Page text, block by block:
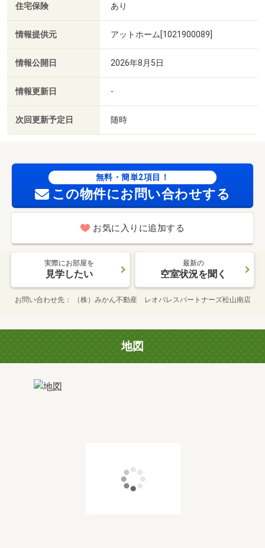
住宅保険 あり
情報提供元 アットホーム[1021900089]
情報公開日 2026年8月5日
情報更新日 -
次回更新予定日 随時
無料・簡単2項目！
この物件にお問い合わせする
お気に入りに追加する
実際にお部屋を
見学したい
最新の
空室状況を聞く
お問い合わせ先 （株）みかん不動産 レオパレスパートナーズ松山南店
地図